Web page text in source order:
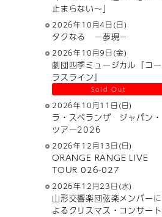
止まらない〜」
2026年10月4日(日)
タクなる －夢現－
2026年10月9日(金)
劇団四季ミュージカル『コー
ラスライン』
Sold Out
2026年10月11日(日)
ラ・スペランザ ジャパン・
ツアー2026
2026年12月13日(日)
ORANGE RANGE LIVE
TOUR 026-027
2026年12月23日(水)
山形交響楽団弦楽メンバーに
よるクリスマス・コンサート